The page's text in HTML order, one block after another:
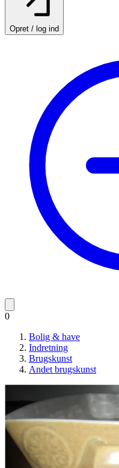
Opret / log ind
0
Bolig & have
Indretning
Brugskunst
Andet brugskunst